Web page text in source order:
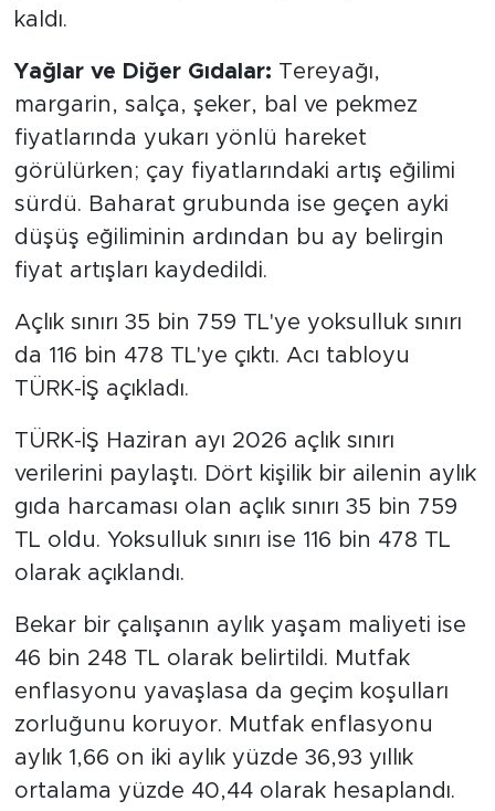
kaldı.
Yağlar ve Diğer Gıdalar: Tereyağı,
margarin, salça, şeker, bal ve pekmez
fiyatlarında yukarı yönlü hareket
görülürken; çay fiyatlarındaki artış eğilimi
sürdü. Baharat grubunda ise geçen ayki
düşüş eğiliminin ardından bu ay belirgin
fiyat artışları kaydedildi.
Açlık sınırı 35 bin 759 TL'ye yoksulluk sınırı
da 116 bin 478 TL'ye çıktı. Acı tabloyu
TÜRK-İŞ açıkladı.
TÜRK-İŞ Haziran ayı 2026 açlık sınırı
verilerini paylaştı. Dört kişilik bir ailenin aylık
gıda harcaması olan açlık sınırı 35 bin 759
TL oldu. Yoksulluk sınırı ise 116 bin 478 TL
olarak açıklandı.
Bekar bir çalışanın aylık yaşam maliyeti ise
46 bin 248 TL olarak belirtildi. Mutfak
enflasyonu yavaşlasa da geçim koşulları
zorluğunu koruyor. Mutfak enflasyonu
aylık 1,66 on iki aylık yüzde 36,93 yıllık
ortalama yüzde 40,44 olarak hesaplandı.